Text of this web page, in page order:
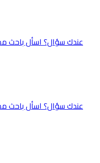
عندك سؤال؟ اسأل باحث
عندك سؤال؟ اسأل باحث